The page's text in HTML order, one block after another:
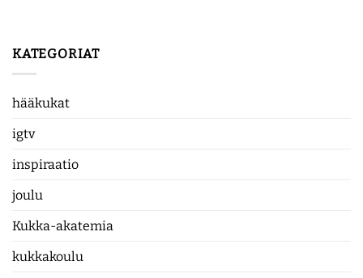
KATEGORIAT
hääkukat
igtv
inspiraatio
joulu
Kukka-akatemia
kukkakoulu